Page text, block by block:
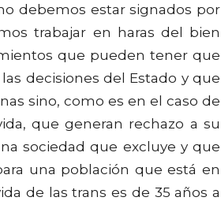
debemos estar signados por
trabajar en haras del bien
que pueden tener que
decisiones del Estado y que
sino, como es en el caso de
que generan rechazo a su
sociedad que excluye y que
una población que está en
de las trans es de 35 años a